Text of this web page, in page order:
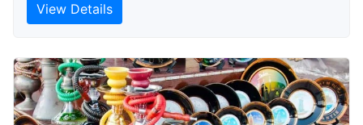
View Details